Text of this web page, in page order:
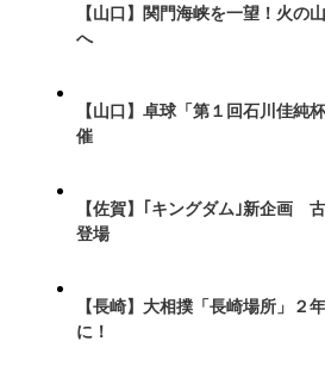
【山口】関門海峡を一望！火の
へ
【山口】卓球「第１回石川佳純
催
【佐賀】｢キングダム｣新企画
登場
【長崎】大相撲「長崎場所」２
に！